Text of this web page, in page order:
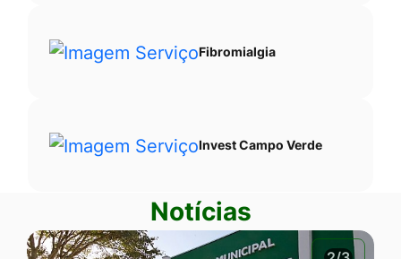
Fibromialgia
Invest Campo Verde
Notícias